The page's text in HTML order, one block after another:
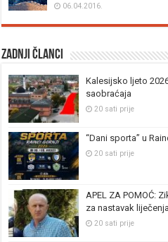
06.04.2016.
Zadnji članci
Kalesijsko ljeto
saobraćaja
20 sati prije
“Dani sporta” u
20 sati prije
APEL ZA POMOĆ:
za nastavak
20 sati prije